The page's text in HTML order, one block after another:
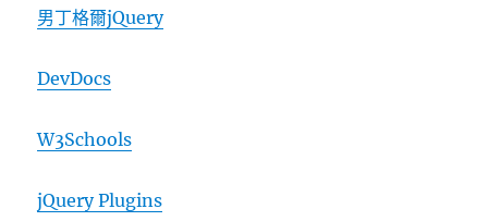
男丁格爾jQuery
DevDocs
W3Schools
jQuery Plugins